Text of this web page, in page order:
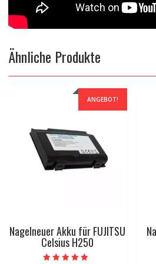
Ähnliche Produkte
ANGEBOT!
Nagelneuer Akku für FUJITSU
Celsius H250